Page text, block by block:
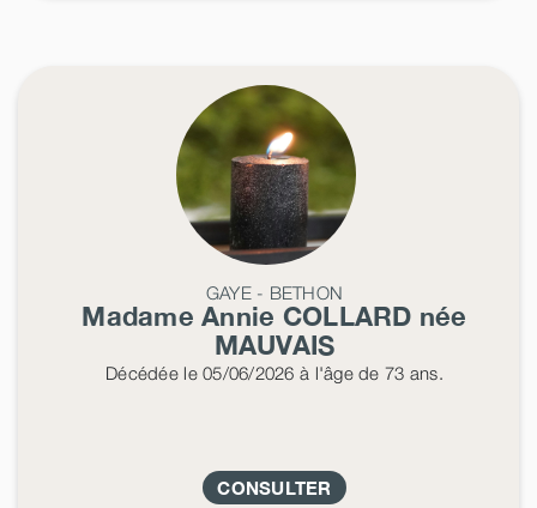
GAYE - BETHON
Madame Annie COLLARD née
MAUVAIS
Décédéele 05/06/2026 à l'âge de 73 ans.
CONSULTER